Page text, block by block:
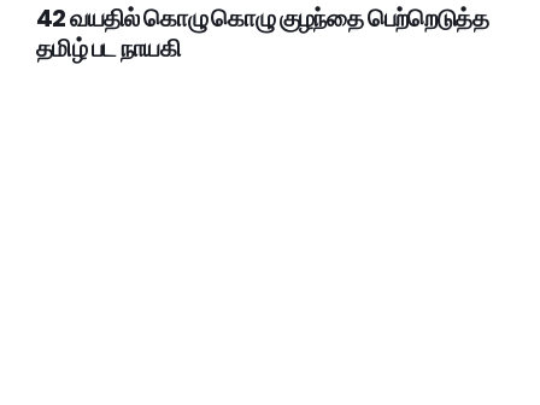
42 வயதில் கொழு கொழு குழந்தை பெற்றெடுத்த
தமிழ் பட நாயகி